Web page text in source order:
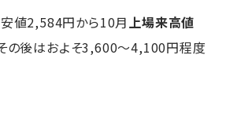
値2,584円から10月上場来高値
の後はおよそ3,600～4,100円程度